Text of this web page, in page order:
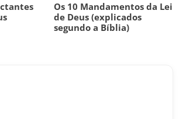
Os 10 Mandamentos da Lei
de Deus (explicados
segundo a Bíblia)